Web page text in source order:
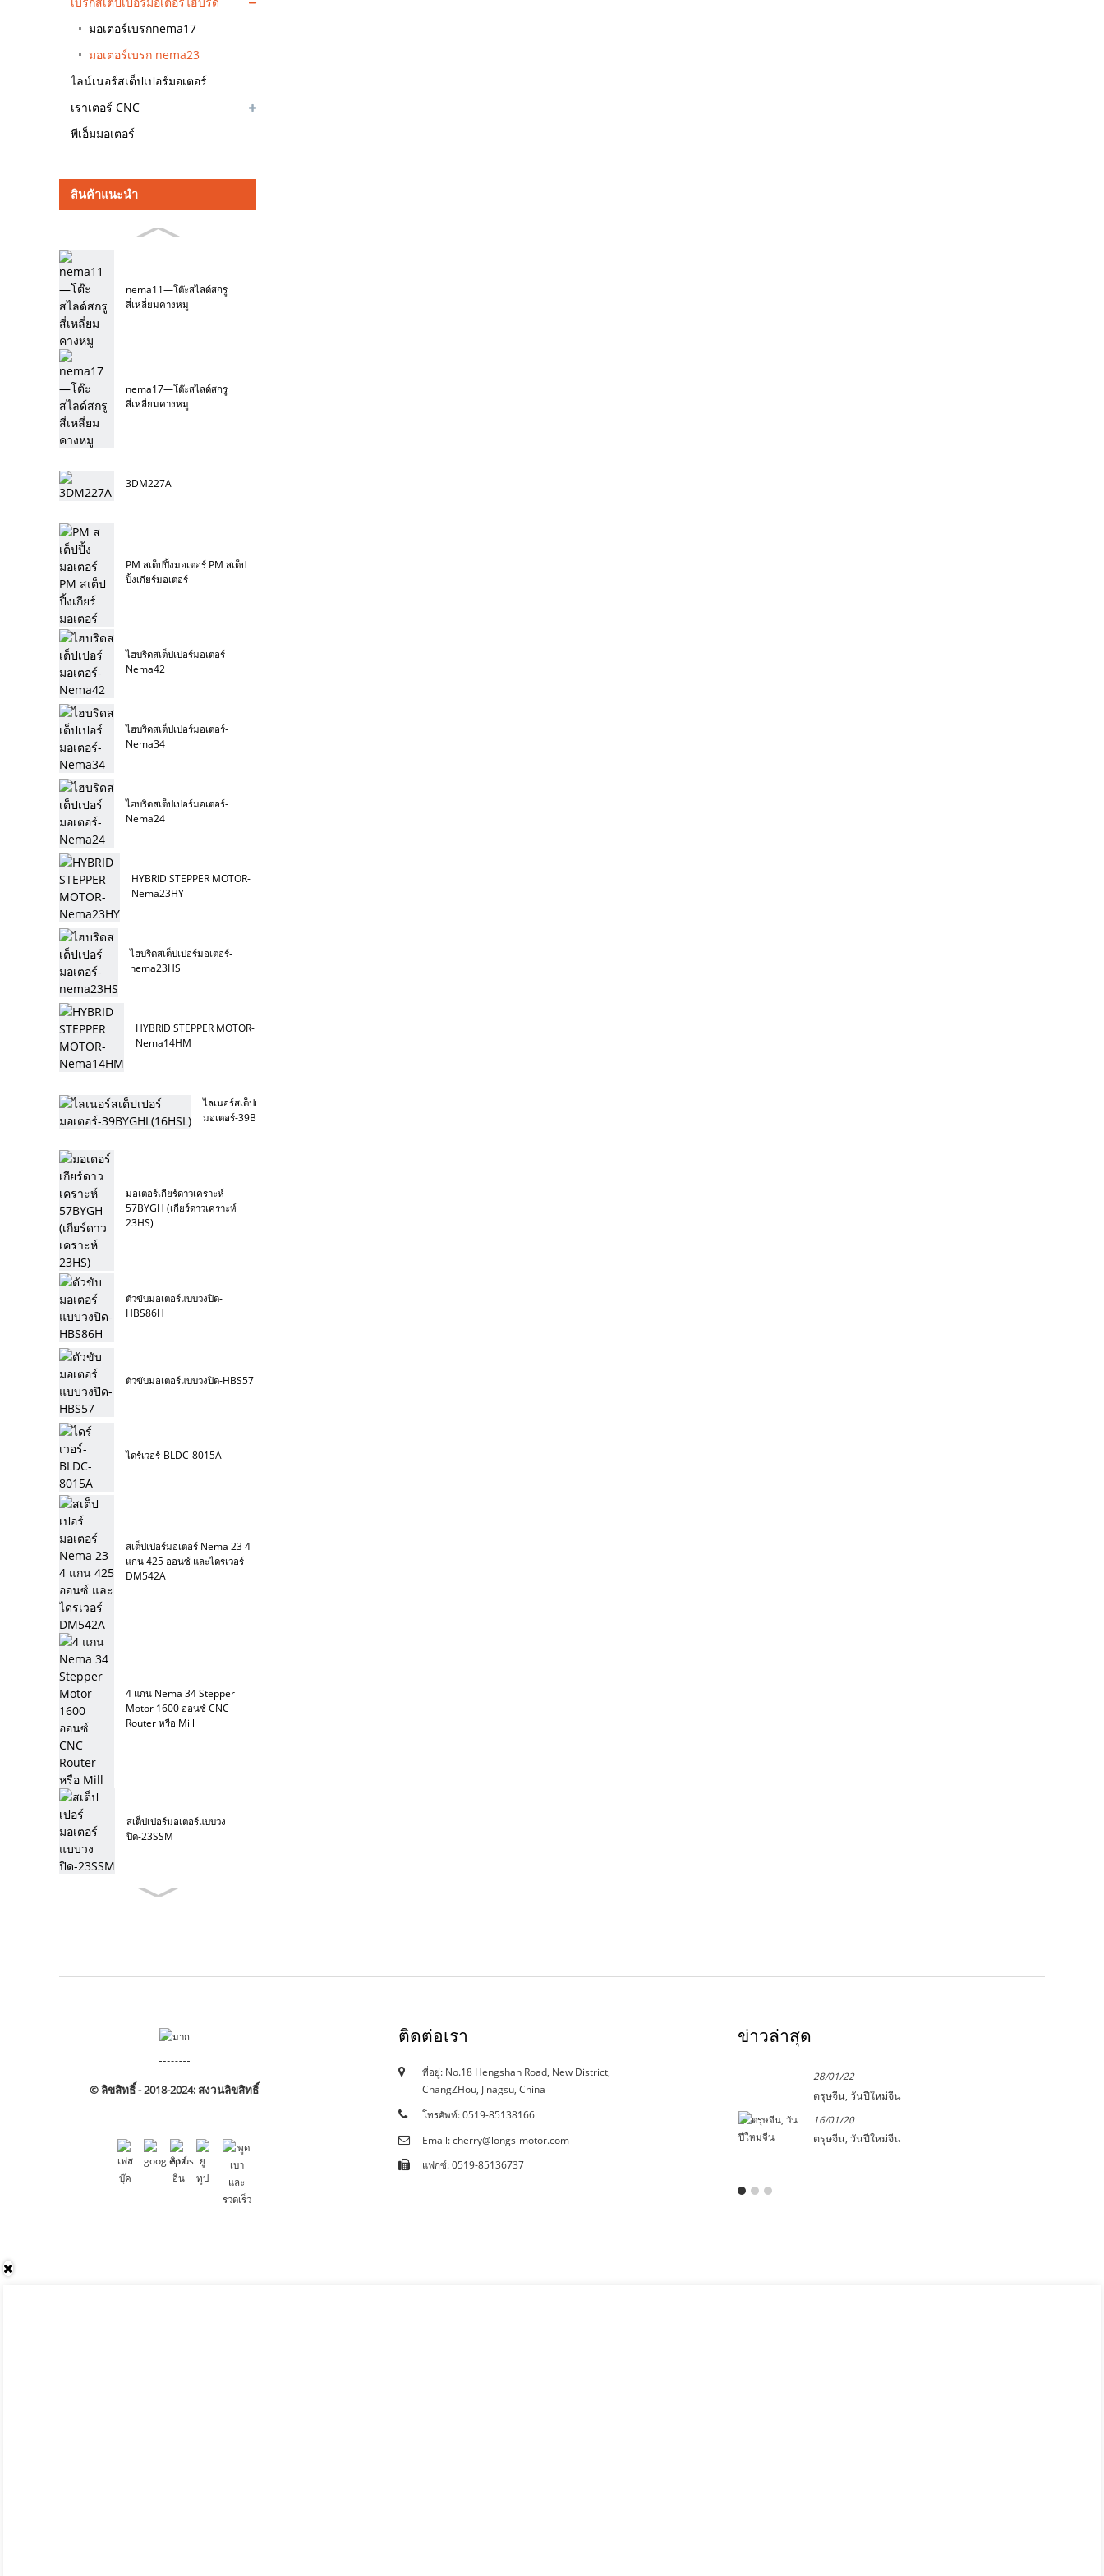
มอเตอร์เบรกnema17
มอเตอร์เบรก nema23
ไลน์เนอร์สเต็ปเปอร์มอเตอร์
เราเตอร์ CNC
พีเอ็มมอเตอร์
สินค้าแนะนำ
nema11—โต๊ะสไลด์สกรู
สี่เหลี่ยมคางหมู
nema17—โต๊ะสไลด์สกรู
สี่เหลี่ยมคางหมู
3DM227A
PM สเต็ปปิ้งมอเตอร์ PM สเต็ป
ปิ้งเกียร์มอเตอร์
ไฮบริดสเต็ปเปอร์มอเตอร์-
Nema42
ไฮบริดสเต็ปเปอร์มอเตอร์-
Nema34
ไฮบริดสเต็ปเปอร์มอเตอร์-
Nema24
HYBRID STEPPER MOTOR-
Nema23HY
ไฮบริดสเต็ปเปอร์มอเตอร์-
nema23HS
HYBRID STEPPER MOTOR-
Nema14HM
ไลเนอร์สเต็ปเปอร์
มอเตอร์-39BYGHL(16HSL)
มอเตอร์เกียร์ดาวเคราะห์
57BYGH (เกียร์ดาวเคราะห์
23HS)
ตัวขับมอเตอร์แบบวงปิด-
HBS86H
ตัวขับมอเตอร์แบบวงปิด-HBS57
ไดร์เวอร์-BLDC-8015A
สเต็ปเปอร์มอเตอร์ Nema 23 4
แกน 425 ออนซ์ และไดรเวอร์
DM542A
4 แกน Nema 34 Stepper
Motor 1600 ออนซ์ CNC
Router หรือ Mill
สเต็ปเปอร์มอเตอร์แบบวง
ปิด-23SSM
© ลิขสิทธิ์ - 2018-2024: สงวนลิขสิทธิ์
ติดต่อเรา
ที่อยู่: No.18 Hengshan Road, New District,
ChangZHou, Jinagsu, China
โทรศัพท์: 0519-85138166
Email: cherry@longs-motor.com
แฟกซ์: 0519-85136737
ข่าวล่าสุด
18/10/62
ใบรับรอง
28/01/22
ตรุษจีน, วันปีใหม่จีน
16/01/20
ตรุษจีน, วันปีใหม่จีน